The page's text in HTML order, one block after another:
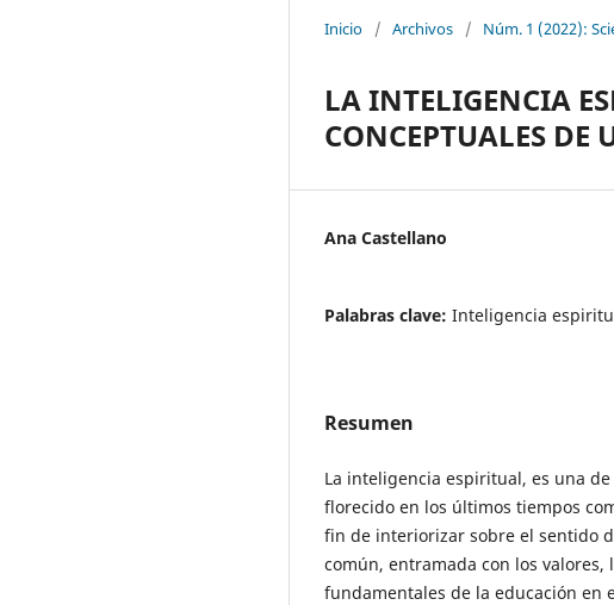
Inicio / Archivos / Núm. 1 (2022):
LA INTELIGENCIA
CONCEPTUALES DE
Ana Castellano
Palabras clave: Inteligencia
Resumen
La inteligencia espiritual, es una
florecido en los últimos tiempos
fin de interiorizar sobre el sentido
común, entramada con los
fundamentales de la educación en